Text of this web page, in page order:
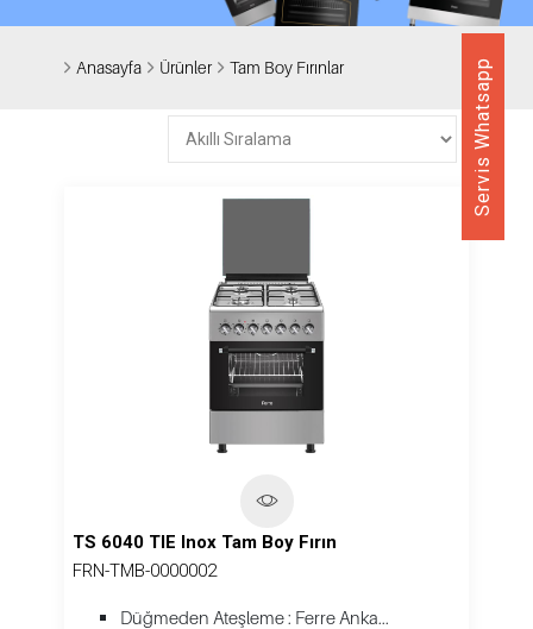
Anasayfa Ürünler Tam Boy Fırınlar
TS 6040 TIE Inox Tam Boy Fırın
FRN-TMB-0000002
Düğmeden Ateşleme : Ferre Anka...
Servis Whatsapp